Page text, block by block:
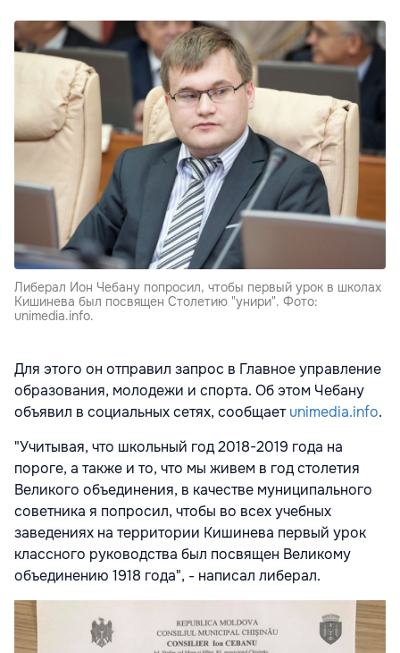
Либерал Ион Чебану попросил, чтобы первый урок в школах
Кишинева был посвящен Столетию "унири". Фото:
unimedia.info.
Для этого он отправил запрос в Главное управление
образования, молодежи и спорта. Об этом Чебану
объявил в социальных сетях, сообщаетunimedia.info.
"Учитывая, что школьный год 2018-2019 года на
пороге, а также и то, что мы живем в год столетия
Великого объединения, в качестве муниципального
советника я попросил, чтобы во всех учебных
заведениях на территории Кишинева первый урок
классного руководства был посвящен Великому
объединению 1918 года", - написал либерал.